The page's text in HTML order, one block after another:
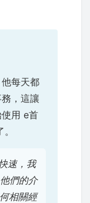
每天都
，這讓
用 e首
速，我
們的介
相關經